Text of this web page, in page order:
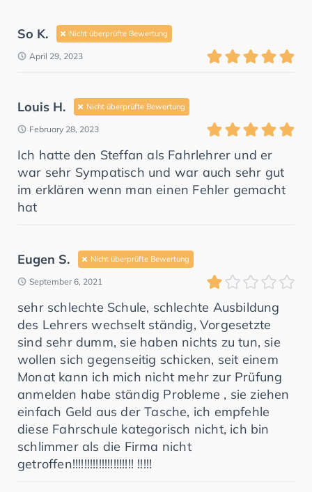
So K. Nicht überprüfte Bewertung
April 29, 2023
Louis H. Nicht überprüfte Bewertung
February 28, 2023
Ich hatte den Steffan als Fahrlehrer und er
war sehr Sympatisch und war auch sehr gut
im erklären wenn man einen Fehler gemacht
hat
Eugen S. Nicht überprüfte Bewertung
September 6, 2021
sehr schlechte Schule, schlechte Ausbildung
des Lehrers wechselt ständig, Vorgesetzte
sind sehr dumm, sie haben nichts zu tun, sie
wollen sich gegenseitig schicken, seit einem
Monat kann ich mich nicht mehr zur Prüfung
anmelden habe ständig Probleme , sie ziehen
einfach Geld aus der Tasche, ich empfehle
diese Fahrschule kategorisch nicht, ich bin
schlimmer als die Firma nicht
getroffen!!!!!!!!!!!!!!!!!!!!! !!!!!